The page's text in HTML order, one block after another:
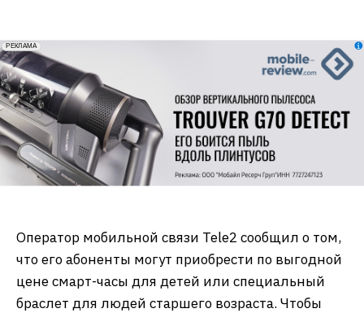
erid: 2VfnxxmNzs5
РЕКЛАМА
Оператор мобильной связи Tele2 сообщил о том,
что его абоненты могут приобрести по выгодной
цене смарт-часы для детей или специальный
браслет для людей старшего возраста. Чтобы